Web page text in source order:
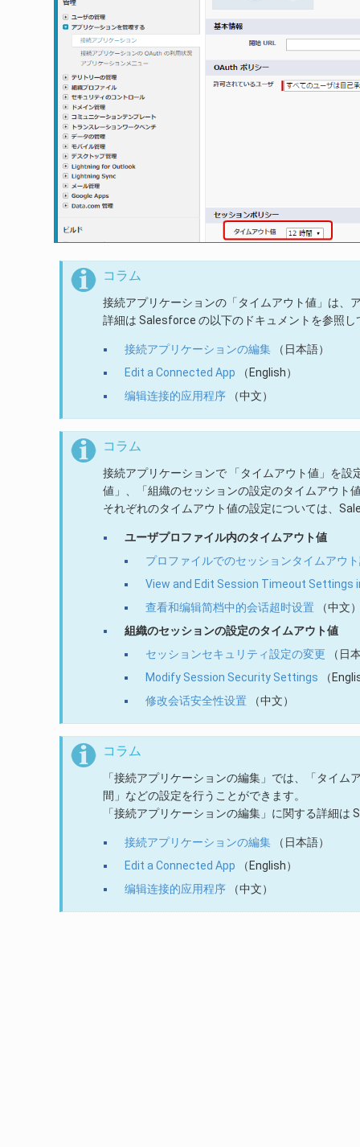
コラム
接続アプリケーションの「タイムアウト値」は、
詳細は Salesforce の以下のドキュメントを参照し
接続アプリケーションの編集（日本語）
Edit a Connected App （English）
编辑连接的应用程序（中文）
コラム
接続アプリケーションで 「タイムアウト値」を
値」、「組織のセッションの設定のタイムアウト
それぞれのタイムアウト値の設定については、
ユーザプロファイル内のタイムアウト値
プロファイルでのセッションタイムアウ
View and Edit Session Timeout Settings
查看和编辑简档中的会话超时设置 （中文
組織のセッションの設定のタイムアウト値
セッションセキュリティ設定の変更 （日
Modify Session Security Settings （
修改会话安全性设置 （中文）
コラム
「接続アプリケーションの編集」では、「タイ
間」などの設定を行うことができます。
「接続アプリケーションの編集」に関する詳細
接続アプリケーションの編集（日本語）
Edit a Connected App （English）
编辑连接的应用程序（中文）